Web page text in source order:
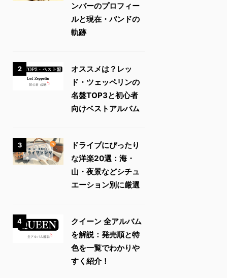
ンバーのプロフィー
ルと現在・バンドの
軌跡
2
オススメは？レッ
ド・ツェッペリンの
名盤TOP3と初心者
向けベストアルバム
3
ドライブにぴったり
な洋楽20選：海・
山・夜景などシチュ
エーション別に厳選
4
クイーン 全アルバム
を解説：発売順と特
色を一覧でわかりや
すく紹介！